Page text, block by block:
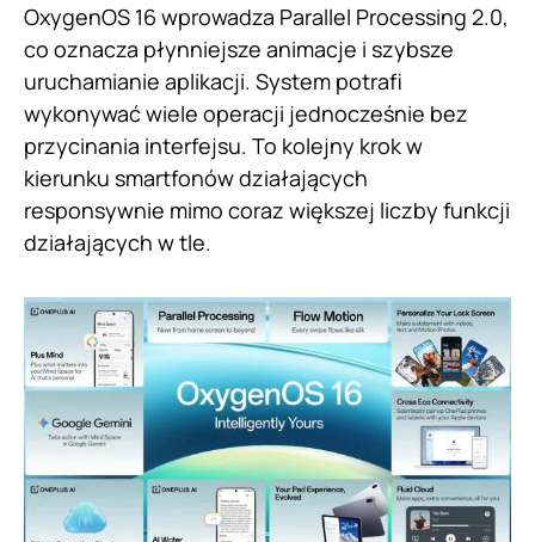
OxygenOS 16 wprowadza Parallel Processing 2.0,
co oznacza płynniejsze animacje i szybsze
uruchamianie aplikacji. System potrafi
wykonywać wiele operacji jednocześnie bez
przycinania interfejsu. To kolejny krok w
kierunku smartfonów działających
responsywnie mimo coraz większej liczby funkcji
działających w tle.